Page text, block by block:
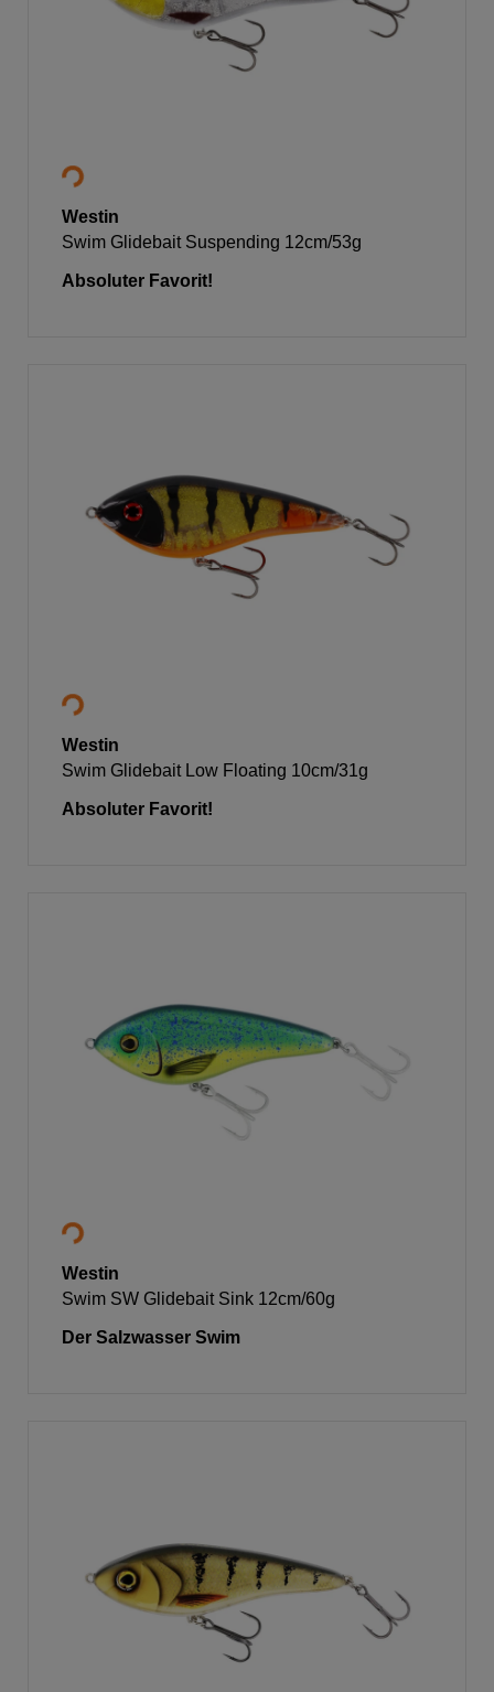
Westin
Swim Glidebait Suspending 12cm/53g
Absoluter Favorit!
Westin
Swim Glidebait Low Floating 10cm/31g
Absoluter Favorit!
Westin
Swim SW Glidebait Sink 12cm/60g
Der Salzwasser Swim